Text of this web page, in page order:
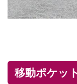
移動ポケッ